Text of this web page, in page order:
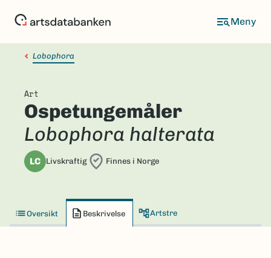
Lobophora
Art
Ospetungemåler
Lobophora halterata
LC Livskraftig Finnes i Norge
Oversikt Beskrivelse Artstre